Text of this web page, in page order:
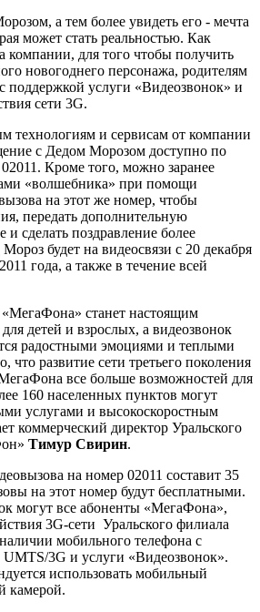
а тем более увидеть его - мечта
может стать реальностью. Как
компании, для того чтобы получить
новогоднего персонажа, родителям
поддержкой услуги «Видеозвонок» и
сети 3G.
технологиям и сервисам от компании
с Дедом Морозом доступно по
Кроме того, можно заранее
«волшебника» при помощи
на этот же номер, чтобы
передать дополнительную
сделать поздравление более
будет на видеосвязи с 20 декабря
года, а также в течение всей
станет настоящим
детей и взрослых, а видеозвонок
радостными эмоциями и теплыми
развитие сети третьего поколения
все больше возможностей для
160 населенных пунктов могут
услугами и высокоскоростным
коммерческий директор Уральского
Тимур Свирин.
на номер 02011 составит 35
на этот номер будут бесплатными.
могут все абоненты «МегаФона»,
3G-сети Уральского филиала
мобильного телефона с
UMTS/3G и услуги «Видеозвонок».
использовать мобильный
камерой.